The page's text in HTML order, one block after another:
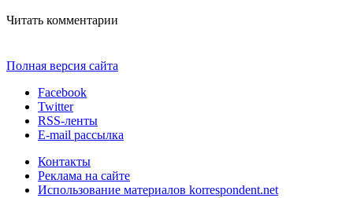
Читать комментарии
Полная версия сайта
Facebook
Twitter
RSS-ленты
E-mail рассылка
Контакты
Реклама на сайте
Использование материалов korrespondent.net